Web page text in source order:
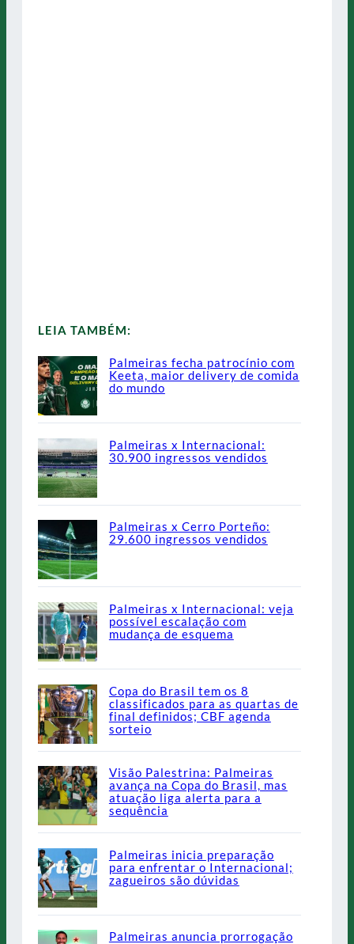
LEIA TAMBÉM:
Palmeiras fecha patrocínio com
Keeta, maior delivery de comida
do mundo
Palmeiras x Internacional:
30.900 ingressos vendidos
Palmeiras x Cerro Porteño:
29.600 ingressos vendidos
Palmeiras x Internacional: veja
possível escalação com
mudança de esquema
Copa do Brasil tem os 8
classificados para as quartas de
final definidos; CBF agenda
sorteio
Visão Palestrina: Palmeiras
avança na Copa do Brasil, mas
atuação liga alerta para a
sequência
Palmeiras inicia preparação
para enfrentar o Internacional;
zagueiros são dúvidas
Palmeiras anuncia prorrogação